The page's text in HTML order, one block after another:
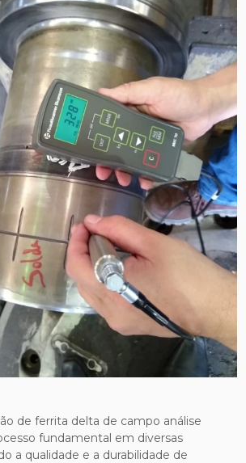
de ferrita delta de campo análise
fundamental em diversas
a qualidade e a durabilidade de